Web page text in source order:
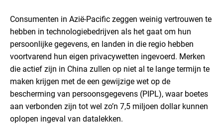
Consumenten in Azië-Pacific zeggen weinig vertrouwen te
hebben in technologiebedrijven als het gaat om hun
persoonlijke gegevens, en landen in die regio hebben
voortvarend hun eigen privacywetten ingevoerd. Merken
die actief zijn in China zullen op niet al te lange termijn te
maken krijgen met de een gewijzige wet op de
bescherming van persoonsgegevens (PIPL), waar boetes
aan verbonden zijn tot wel zo’n 7,5 miljoen dollar kunnen
oplopen ingeval van datalekken.